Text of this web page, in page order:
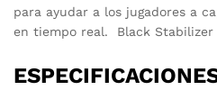
para ayudar a los jugadores a
en tiempo real. Black Stabilizer